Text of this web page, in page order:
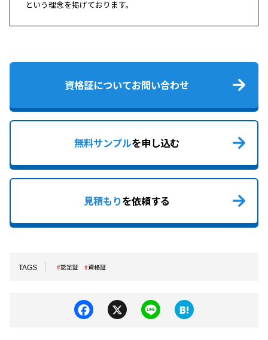
という理念を掲げております。
資格証についてお問い合わせ
無料サンプルを申し込む
見積もりを依頼する
TAGS 認定証 資格証
Li